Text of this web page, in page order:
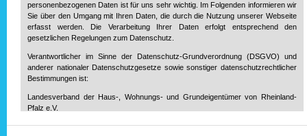
zur Übersicht.
Unsere Partner
personenbezogenen Daten ist für uns sehr wichtig. Im Folgenden informieren wir
Sie über den Umgang mit Ihren Daten, die durch die Nutzung unserer Webseite
erfasst werden. Die Verarbeitung Ihrer Daten erfolgt entsprechend den
gesetzlichen Regelungen zum Datenschutz.
Verantwortlicher im Sinne der Datenschutz-Grundverordnung (DSGVO) und
anderer nationaler Datenschutzgesetze sowie sonstiger datenschutzrechtlicher
Bestimmungen ist:
Landesverband der Haus-, Wohnungs- und Grundeigentümer von Rheinland-
Pfalz e.V.